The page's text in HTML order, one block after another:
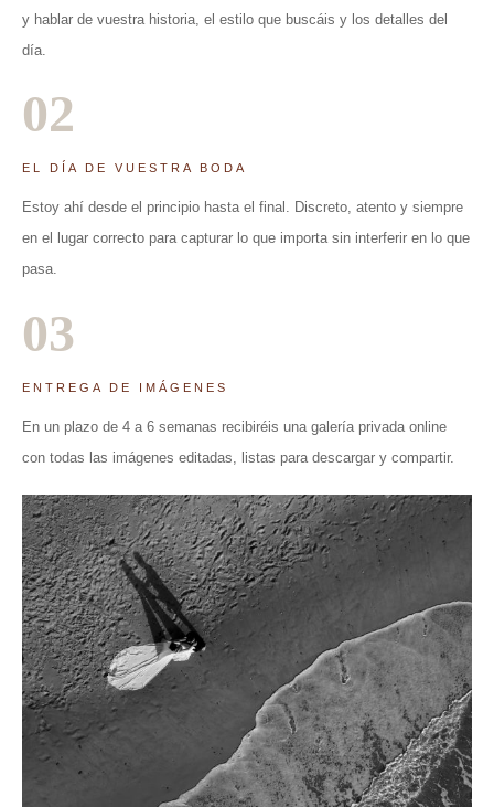
y hablar de vuestra historia, el estilo que buscáis y los detalles del
día.
02
EL DÍA DE VUESTRA BODA
Estoy ahí desde el principio hasta el final. Discreto, atento y siempre
en el lugar correcto para capturar lo que importa sin interferir en lo que
pasa.
03
ENTREGA DE IMÁGENES
En un plazo de 4 a 6 semanas recibiréis una galería privada online
con todas las imágenes editadas, listas para descargar y compartir.